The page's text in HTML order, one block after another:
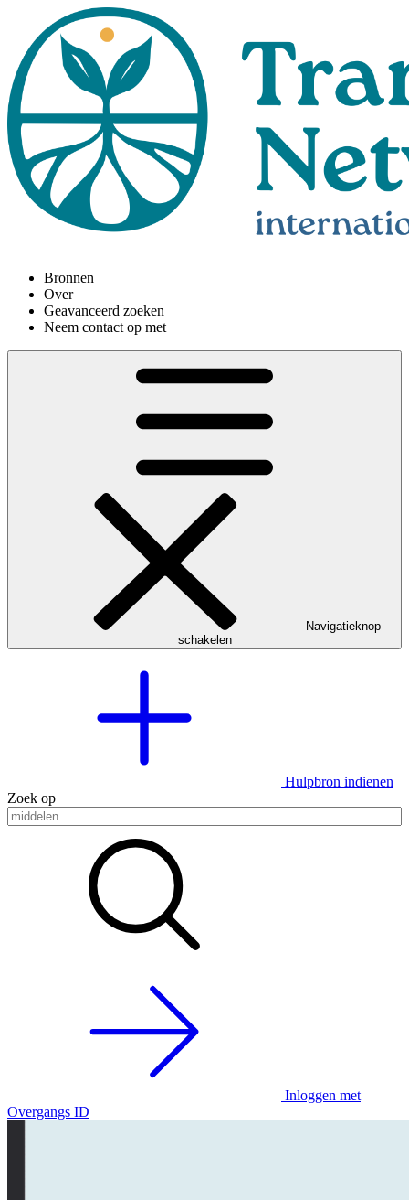
Bronnen
Over
Geavanceerd zoeken
Neem contact op met
Navigatieknop
schakelen
Hulpbron indienen
Zoek op
Inloggen met
Overgangs ID